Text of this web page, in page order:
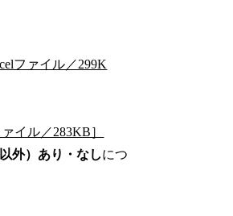
ファイル／299K
イル／283KB］
外）あり・なしにつ